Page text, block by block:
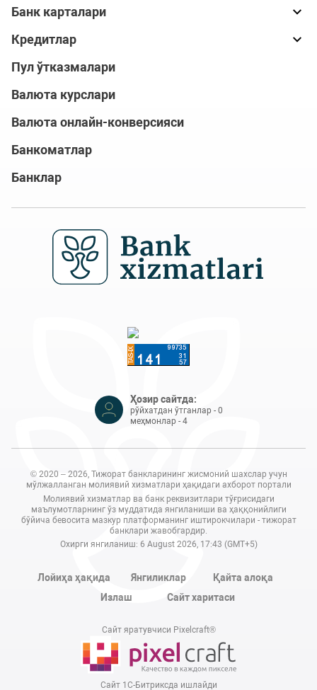
Банк карталари
Кредитлар
Пул ўтказмалари
Валюта курслари
Валюта онлайн-конверсияси
Банкоматлар
Банклар
Ҳозир сайтда:
рўйхатдан ўтганлар - 0
меҳмонлар - 4
© 2020 – 2026, Тижорат банкларининг жисмоний шахслар учун
мўлжалланган молиявий хизматлари ҳақидаги ахборот портали
Молиявий хизматлар ва банк реквизитлари тўғрисидаги
маълумотларнинг ўз муддатида янгиланиши ва ҳаққонийлиги
бўйича бевосита мазкур платформанинг иштирокчилари - тижорат
банклари жавобгардир.
Охирги янгиланиш: 6 August 2026, 17:43 (GMT+5)
Лойиҳа ҳақида Янгиликлар
Қайта алоқа
Излаш
Сайт харитаси
Сайт яратувчиси Pixelcraft®
Сайт 1C-Битриксда ишлайди